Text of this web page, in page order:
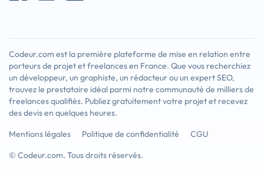
Codeur.com est la première plateforme de mise en relation entre
porteurs de projet et freelances en France. Que vous recherchiez
un développeur, un graphiste, un rédacteur ou un expert SEO,
trouvez le prestataire idéal parmi notre communauté de milliers de
freelances qualifiés. Publiez gratuitement votre projet et recevez
des devis en quelques heures.
Mentions légales
Politique de confidentialité
CGU
© Codeur.com. Tous droits réservés.